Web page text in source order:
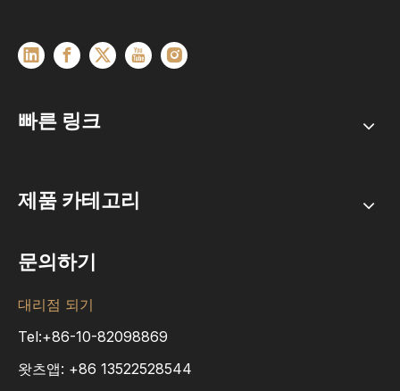
빠른 링크
제품 카테고리
문의하기
대리점 되기
Tel:+86-10-82098869
왓츠앱: +86 13522528544